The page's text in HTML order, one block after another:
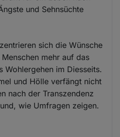
und Sehnsüchte
sich die Wünsche
mehr auf das
Wohlergehen im Diesseits.
und Hölle verfängt nicht
nach der Transzendenz
wie Umfragen zeigen.